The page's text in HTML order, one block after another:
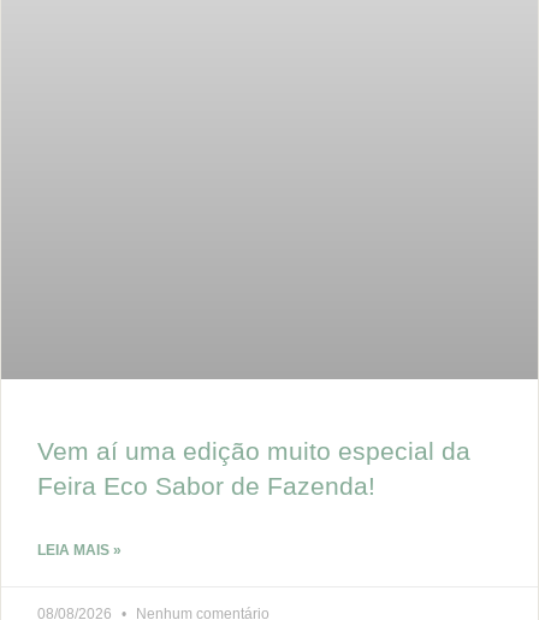
Vem aí uma edição muito especial da
Feira Eco Sabor de Fazenda!
LEIA MAIS »
08/08/2026 Nenhum comentário